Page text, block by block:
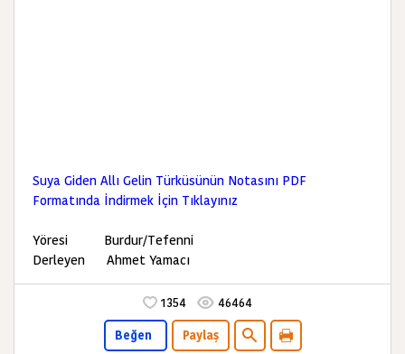
Suya Giden Allı Gelin Türküsünün Notasını PDF
Formatında İndirmek İçin Tıklayınız
Yöresi Burdur/Tefenni
Derleyen Ahmet Yamacı
1354 46464
Beğen Paylaş